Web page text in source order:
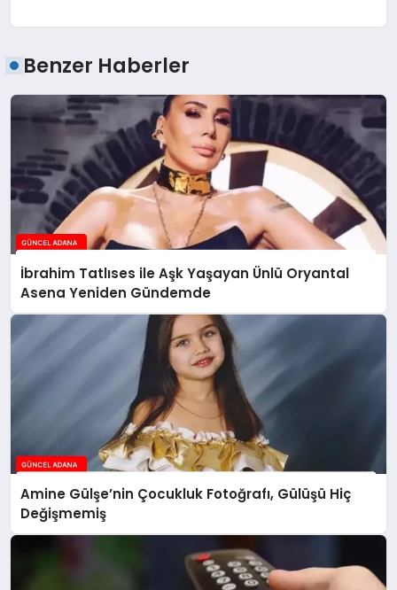
Benzer Haberler
İbrahim Tatlıses ile Aşk Yaşayan Ünlü Oryantal
Asena Yeniden Gündemde
Amine Gülşe’nin Çocukluk Fotoğrafı, Gülüşü Hiç
Değişmemiş